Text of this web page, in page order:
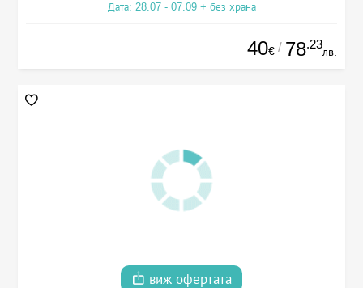
Дата: 28.07 - 07.09 + без храна
40€ / 78.23
лв.
виж офертата